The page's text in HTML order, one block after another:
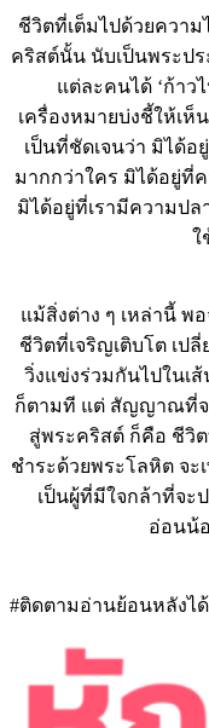
ชีวิตที่เต็มไปด้วยควา
คริสต์นั้น นับเป็นพระปร
แต่ละคนได้ ‘ก้าวไ
เครื่องหมายบ่งชี้ให้เห็
เป็นที่ชัดเจนว่า มิได้
มากกว่าใคร มิได้อยู่ที่
มิได้อยู่ที่เรามีความป
ใ
แม้สิ่งต่าง ๆ เหล่านี้ พ
ชีวิตที่เจริญเติบโต เป
วิ่งแข่งร่วมกันไปในเ
ก็ตามที แต่ สัญญาณที่จ
สู่พระคริสต์ ก็คือ ชีวิ
ชำระด้วยพระโลหิต จ
เป็นผู้ที่มีใจกล้าที่จะ
อ่อนน้
#ติดตามอ่านย้อนหลังไ